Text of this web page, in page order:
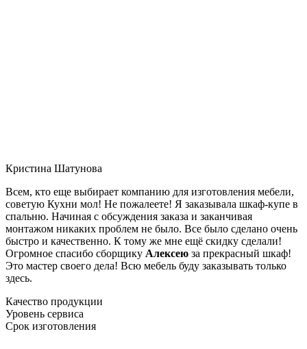
Кристина Шатунова
Всем, кто еще выбирает компанию для изготовления мебели,
советую Кухни мол! Не пожалеете! Я заказывала шкаф-купе в
спальню. Начиная с обсуждения заказа и заканчивая
монтажом никаких проблем не было. Все было сделано очень
быстро и качественно. К тому же мне ещё скидку сделали!
Огромное спасибо сборщику Алексею за прекрасный шкаф!
Это мастер своего дела! Всю мебель буду заказывать только
здесь.
Качество продукции
Уровень сервиса
Срок изготовления